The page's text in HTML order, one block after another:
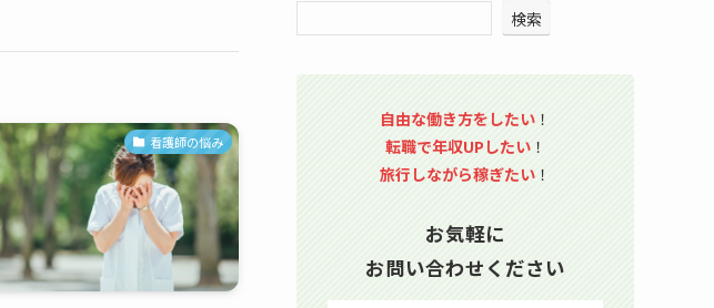
看護師の悩み
検索
自由な働き方をしたい ！
転職で年収UPしたい！
旅行しながら稼ぎたい ！
お気軽に
お問い合わせください